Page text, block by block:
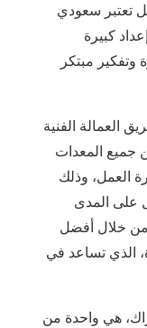
تعتبر سعودي
كبيرة
وتفكير مبتكر
العمالة الفنية
جميع المعدات
العمل، وذلك
على المدى
من خلال أفضل
الذي تساعد في
هي واحدة من